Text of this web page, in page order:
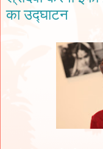
का उद्घाटन